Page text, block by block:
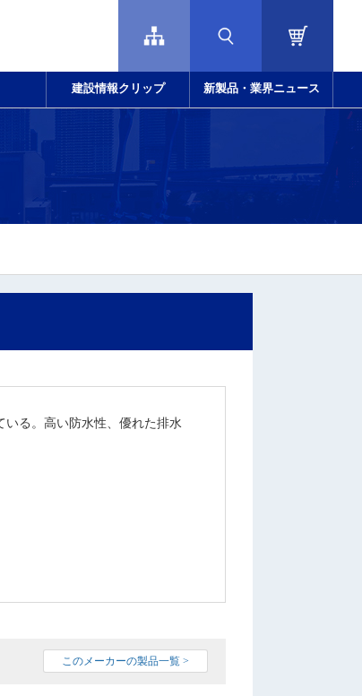
建設情報クリップ 新製品・業界ニュース
る。高い防水性、優れた排水
このメーカーの製品一覧 >